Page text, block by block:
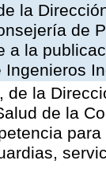
la
de
a la
de la
de la